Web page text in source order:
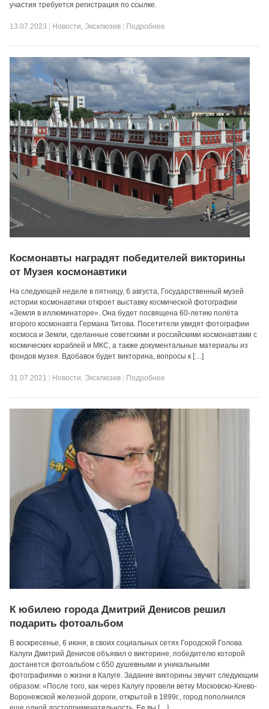
участия требуется регистрация по ссылке.
13.07.2023 Новости, Эксклюзив Подробнее
Космонавты наградят победителей викторины
от Музея космонавтики
На следующей неделе в пятницу, 6 августа, Государственный музей
истории космонавтики откроет выставку космической фотографии
«Земля в иллюминаторе». Она будет посвящена 60-летию полёта
второго космонавта Германа Титова. Посетители увидят фотографии
космоса и Земли, сделанные советскими и российскими космонавтами с
космических кораблей и МКС, а также документальные материалы из
фондов музея. Вдобавок будет викторина, вопросы к […]
31.07.2021 Новости, Эксклюзив Подробнее
К юбилею города Дмитрий Денисов решил
подарить фотоальбом
В воскресенье, 6 июня, в своих социальных сетях Городской Голова
Калуги Дмитрий Денисов объявил о викторине, победителю которой
достанется фотоальбом с 650 душевными и уникальными
фотографиями о жизни в Калуге. Задание викторины звучит следующим
образом: «После того, как через Калугу провели ветку Московско-Киево-
Воронежской железной дороги, открытой в 1899г., город пополнился